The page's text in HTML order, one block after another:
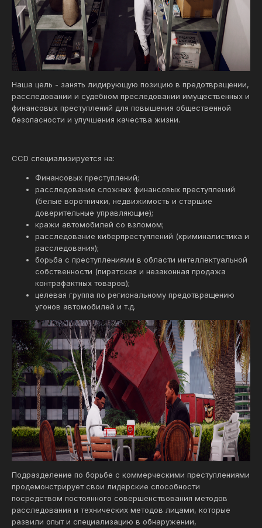
Наша цель - занять лидирующую позицию в предотвращении,
расследовании и судебном преследовании имущественных и
финансовых преступлений для повышения общественной
безопасности и улучшения качества жизни.
CCD специализируется на:
Финансовых преступлений;
расследование сложных финансовых преступлений
(белые воротнички, недвижимость и старшие
доверительные управляющие);
кражи автомобилей со взломом;
расследование киберпреступлений (криминалистика и
расследования);
борьба с преступлениями в области интеллектуальной
собственности (пиратская и незаконная продажа
контрафактных товаров);
целевая группа по региональному предотвращению
угонов автомобилей и т.д.
Подразделение по борьбе с коммерческими преступлениями
продемонстрирует свои лидерские способности
посредством постоянного совершенствования методов
расследования и технических методов лицами, которые
развили опыт и специализацию в обнаружении,